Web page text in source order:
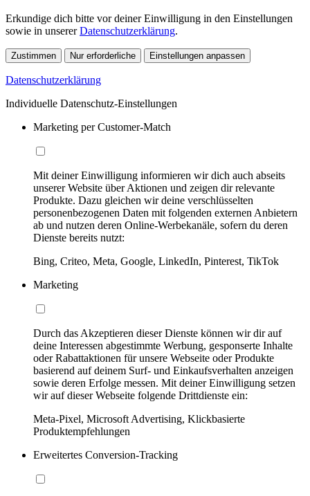
Erkundige dich bitte vor deiner Einwilligung in den Einstellungen
sowie in unsererDatenschutzerklärung.
Zustimmen Nur erforderliche Einstellungen anpassen
Datenschutzerklärung
Individuelle Datenschutz-Einstellungen
Marketing per Customer-Match
Mit deiner Einwilligung informieren wir dich auch abseits
unserer Website über Aktionen und zeigen dir relevante
Produkte. Dazu gleichen wir deine verschlüsselten
personenbezogenen Daten mit folgenden externen Anbietern
ab und nutzen deren Online-Werbekanäle, sofern du deren
Dienste bereits nutzt:
Bing, Criteo, Meta, Google, LinkedIn, Pinterest, TikTok
Marketing
Durch das Akzeptieren dieser Dienste können wir dir auf
deine Interessen abgestimmte Werbung, gesponserte Inhalte
oder Rabattaktionen für unsere Webseite oder Produkte
basierend auf deinem Surf- und Einkaufsverhalten anzeigen
sowie deren Erfolge messen. Mit deiner Einwilligung setzen
wir auf dieser Webseite folgende Drittdienste ein:
Meta-Pixel, Microsoft Advertising, Klickbasierte
Produktempfehlungen
Erweitertes Conversion-Tracking